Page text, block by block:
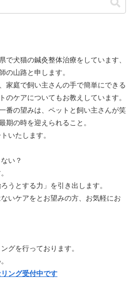
で犬猫の鍼灸整体治療をしています、
の山路と申します。
家庭で飼い主さんの手で簡単にできる
のケアについてもお教えしています。
番の望みは、ペットと飼い主さんが笑
期の時を迎えられること。
いたします。
い？
うとする力」を引き出します。
いケアをとお望みの方、お気軽にお
グを行っております。
ング受付中です